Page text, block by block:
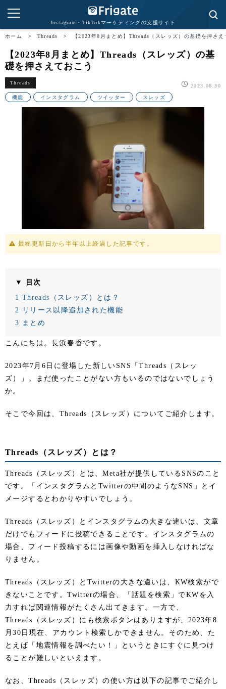
Instagram・TikTokマーケティングの支援サイト
ホーム > Threads > 【2023年8月まとめ】Threads（スレッズ）の基礎を押さえ
【2023年8月まとめ】Threads（スレッズ）の基
礎を押さえておこう
Threads
2023.08.30
機能 インスタグラム ツイッター スレッズ
最終更新日から半年以上経過した記事です。
▼ 目次
1 Threads（スレッズ）とは？
2 リリース以降追加された機能
3 まとめ
こんにちは。長浜春香です。
2023年7月6日に登場した新しいSNS「Threads（スレッ
ズ）」。まだ使ったことがない方もいるのではないでしょう
か。
そこで今回は、Threads（スレッズ）についてご紹介します。
Threads（スレッズ）とは？
Threads（スレッズ）とは、Meta社が提供しているSNSのこと
です。「インスタグラムとTwitterの中間のようなSNS」とイ
メージするとわかりやすいでしょう。
Threads（スレッズ）とインスタグラムの大きな違いは、文章
だけでもフィードに投稿できることです。インスタグラムの
場合、フィード投稿するには画像や動画を挿入しなければな
りません。
Threads（スレッズ）とTwitterの大きな違いは、KW検索がで
きないことです。Twitterの場合、「話題を検索」でKWを入
力すれば関連情報がたくさん出てきます。一方で、
Threads（スレッズ）にも検索ボタンはありますが、2023年8
月30日現在、アカウント検索しかできません。そのため、た
とえば「地震情報を調べたい！」というときにすぐに見つけ
ることが難しいといえます。
なお、Threads（スレッズ）の使い方は以下の記事でご紹介し